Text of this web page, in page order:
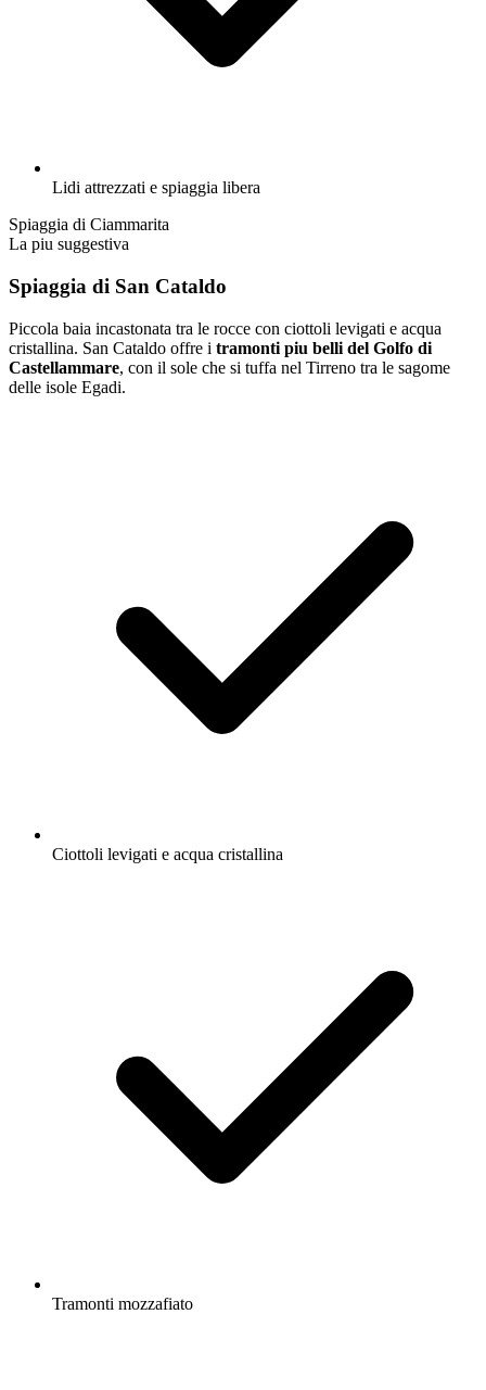
Lidi attrezzati e spiaggia libera
Spiaggia di Ciammarita
La piu suggestiva
Spiaggia di San Cataldo
Piccola baia incastonata tra le rocce con ciottoli levigati e acqua
cristallina. San Cataldo offre i tramonti piu belli del Golfo di
Castellammare, con il sole che si tuffa nel Tirreno tra le sagome
delle isole Egadi.
Ciottoli levigati e acqua cristallina
Tramonti mozzafiato